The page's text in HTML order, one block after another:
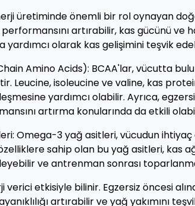
üretiminde önemli bir rol oynayan
artırabilir, kas gücünü ve
yardımcı olarak kas gelişimini teşvik
Amino Acids): BCAA'lar, vücutta
Leucine, isoleucine ve valine, kas
yardımcı olabilir. Ayrıca,
artırma konularında da etkili
Omega-3 yağ asitleri, vücudun ihtiyaç
sahip olan bu yağ asitleri, kas
ve antrenman sonrası
verici etkisiyle bilinir. Egzersiz öncesi
artırabilir ve yağ yakımını